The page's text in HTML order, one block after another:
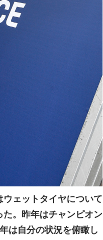
ェットタイヤについて
。昨年はチャンピオン
は自分の状況を俯瞰し